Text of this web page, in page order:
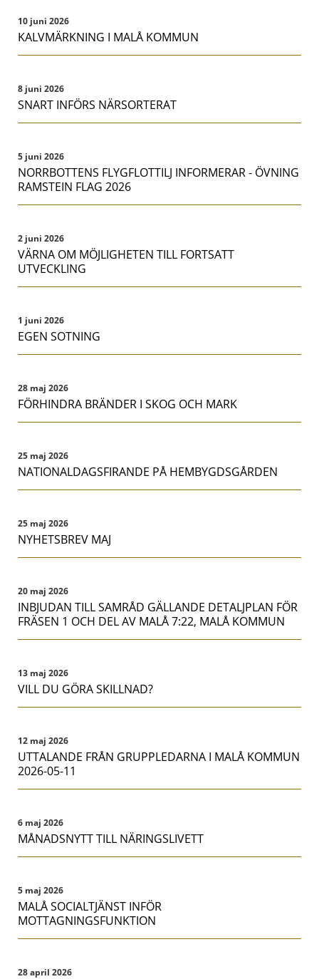
10 juni 2026
KALVMÄRKNING I MALÅ KOMMUN
8 juni 2026
SNART INFÖRS NÄRSORTERAT
5 juni 2026
NORRBOTTENS FLYGFLOTTILJ INFORMERAR - ÖVNING
RAMSTEIN FLAG 2026
2 juni 2026
VÄRNA OM MÖJLIGHETEN TILL FORTSATT
UTVECKLING
1 juni 2026
EGEN SOTNING
28 maj 2026
FÖRHINDRA BRÄNDER I SKOG OCH MARK
25 maj 2026
NATIONALDAGSFIRANDE PÅ HEMBYGDSGÅRDEN
25 maj 2026
NYHETSBREV MAJ
20 maj 2026
INBJUDAN TILL SAMRÅD GÄLLANDE DETALJPLAN FÖR
FRÄSEN 1 OCH DEL AV MALÅ 7:22, MALÅ KOMMUN
13 maj 2026
VILL DU GÖRA SKILLNAD?
12 maj 2026
UTTALANDE FRÅN GRUPPLEDARNA I MALÅ KOMMUN
2026-05-11
6 maj 2026
MÅNADSNYTT TILL NÄRINGSLIVETT
5 maj 2026
MALÅ SOCIALTJÄNST INFÖR
MOTTAGNINGSFUNKTION
28 april 2026